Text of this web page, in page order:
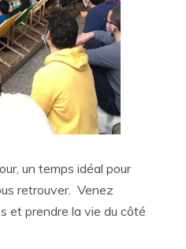
un temps idéal pour
retrouver. Venez
et prendre la vie du côté